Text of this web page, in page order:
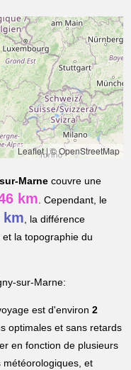
Leaflet|© OpenStreetMap
Marne couvre une
km. Cependant, le
km, la différence
la topographie du
sur-Marne:
est d'environ2
optimales et sans retards
en fonction de plusieurs
météorologiques, et